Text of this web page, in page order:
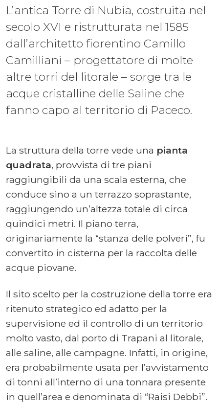
L’antica Torre di Nubia, costruita nel
secolo XVI e ristrutturata nel 1585
dall’architetto fiorentino Camillo
Camilliani – progettatore di molte
altre torri del litorale – sorge tra le
acque cristalline delle Saline che
fanno capo al territorio di Paceco.
La struttura della torre vede una pianta
quadrata, provvista di tre piani
raggiungibili da una scala esterna, che
conduce sino a un terrazzo soprastante,
raggiungendo un’altezza totale di circa
quindici metri. Il piano terra,
originariamente la “stanza delle polveri”, fu
convertito in cisterna per la raccolta delle
acque piovane.
Il sito scelto per la costruzione della torre era
ritenuto strategico ed adatto per la
supervisione ed il controllo di un territorio
molto vasto, dal porto di Trapani al litorale,
alle saline, alle campagne. Infatti, in origine,
era probabilmente usata per l’avvistamento
di tonni all’interno di una tonnara presente
in quell’area e denominata di “Raisi Debbi”.